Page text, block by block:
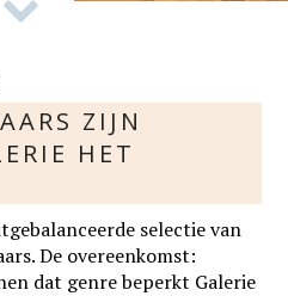
ZIJN
HET
selectie van
De overeenkomst:
dat genre beperkt Galerie